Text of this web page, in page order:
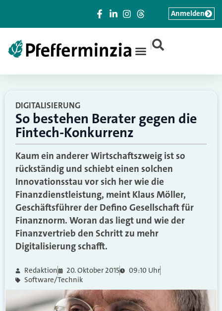
|
Anmelden
DIGITALISIERUNG
So bestehen Berater gegen die
Fintech-Konkurrenz
Kaum ein anderer Wirtschaftszweig ist so
rückständig und schiebt einen solchen
Innovationsstau vor sich her wie die
Finanzdienstleistung, meint Klaus Möller,
Geschäftsführer der Defino Gesellschaft für
Finanznorm. Woran das liegt und wie der
Finanzvertrieb den Schritt zu mehr
Digitalisierung schafft.
Redaktion 20. Oktober 2015
09:10 Uhr
Software/Technik